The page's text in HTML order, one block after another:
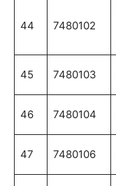
44 7480102
45 7480103
46 7480104
47 7480106